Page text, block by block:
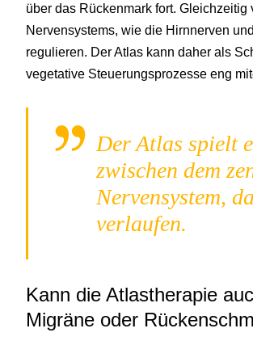
über das Rückenmark fort.
Nervensystems, wie die Hirnnerven
regulieren. Der Atlas kann daher als
vegetative Steuerungsprozesse eng
Der Atlas spielt
zwischen dem
Nervensystem,
verlaufen.
Kann die Atlastherapie
Migräne oder